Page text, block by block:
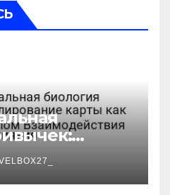
карты как
влияния